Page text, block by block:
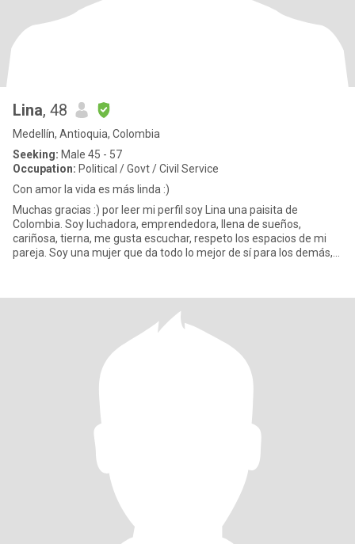
Lina, 48
Medellín, Antioquia, Colombia
Seeking: Male 45 - 57
Occupation: Political / Govt / Civil Service
Con amor la vida es más linda :)
Muchas gracias :) por leer mi perfil soy Lina una paisita de
Colombia. Soy luchadora, emprendedora, llena de sueños,
cariñosa, tierna, me gusta escuchar, respeto los espacios de mi
pareja. Soy una mujer que da todo lo mejor de sí para los demás,